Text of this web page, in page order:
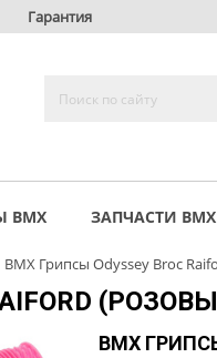
Гарантия
BMX ЗАПЧАСТИ BMX
BMX Грипсы Odyssey Broc
BMX